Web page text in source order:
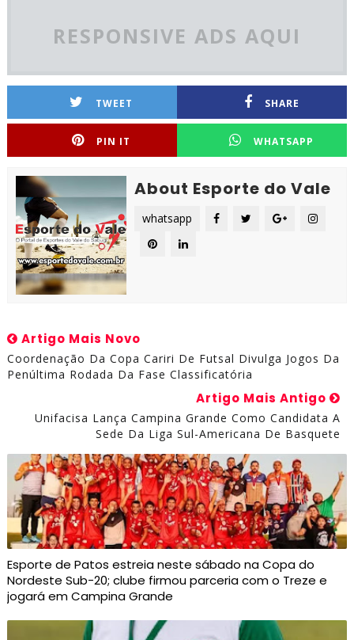
RESPONSIVE ADS AQUI
TWEET SHARE
PIN IT WHATSAPP
About Esporte do Vale
whatsapp
Artigo Mais Novo
Coordenação Da Copa Cariri De Futsal Divulga Jogos Da
Penúltima Rodada Da Fase Classificatória
Artigo Mais Antigo
Unifacisa Lança Campina Grande Como Candidata A
Sede Da Liga Sul-Americana De Basquete
Esporte de Patos estreia neste sábado na Copa do
Nordeste Sub-20; clube firmou parceria com o Treze e
jogará em Campina Grande